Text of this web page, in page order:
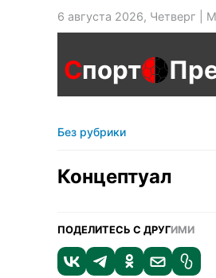
6 августа 2026, Четверг |
Спорт
Без рубрики
Концептуал
ПОДЕЛИТЕСЬ С ДРУГИМИ